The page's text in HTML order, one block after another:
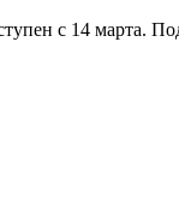
с 14 марта.